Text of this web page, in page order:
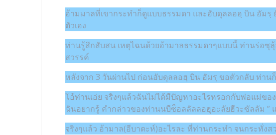
อ้ามมาลที่เขากระทำก็ดูแบบธรรมดา และอับดุลลอฮฺ บิน อัม
ตัวเอง
ท่านรู้สึกสับสน เหตุไฉนด้วยอ้ามาลธรรมดาๆแบบนี้ ท่านร่อซุลุ้
สวรรค์
หลังจาก 3 วันผ่านไป ก่อนอับดุลลอฮฺ บิน อัมรฺ ขอตัวกลับ ท่า
โอ้ท่านเอ่ย จริงๆแล้วฉันไม่ได้มีปัญหาอะไรหรอกกับพ่อแม่ข
ฉันอยากรู้ คำกล่าวของท่านนบีซ็อลลัลลอฮุอะลัยฮีวะซัลลัม ”
จริงๆแล้ว อ้ามาล(อีบาดะห์)อะไรละ ที่ท่านกระทำ จนกระทั่ง